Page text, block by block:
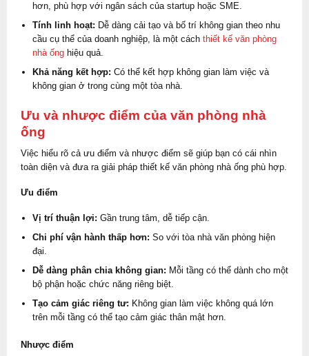
hơn, phù hợp với ngân sách của startup hoặc SME.
Tính linh hoạt: Dễ dàng cải tạo và bố trí không gian theo nhu
cầu cụ thể của doanh nghiệp, là một cách thiết kế văn phòng
nhà ốnghiệu quả.
Khả năng kết hợp: Có thể kết hợp không gian làm việc và
không gian ở trong cùng một tòa nhà.
Ưu và nhược điểm của văn phòng nhà
ống
Việc hiểu rõ cả ưu điểm và nhược điểm sẽ giúp bạn có cái nhìn
toàn diện và đưa ra giải pháp thiết kế văn phòng nhà ống phù hợp.
Ưu điểm
Vị trí thuận lợi: Gần trung tâm, dễ tiếp cận.
Chi phí vận hành thấp hơn: So với tòa nhà văn phòng hiện
đại.
Dễ dàng phân chia không gian: Mỗi tầng có thể dành cho một
bộ phận hoặc chức năng riêng biệt.
Tạo cảm giác riêng tư: Không gian làm việc không quá lớn
trên mỗi tầng có thể tạo cảm giác thân mật hơn.
Nhược điểm